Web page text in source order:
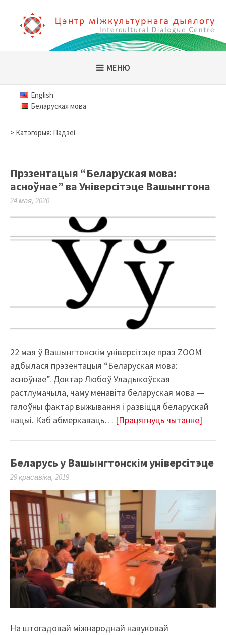
content
Цэнтр міжкультурнага
дыялогу
МЕНЮ
English
Беларуская мова
> Катэгорыя: Падзеі
Прэзентацыя “Беларуская мова:
асноўнае” ва Універсітэце Вашынгтона
24 мая, 2020
22 мая ў Вашынгтонскім універсітэце праз ZOOM
адбылася прэзентацыя “Беларуская мова:
асноўнае”. Доктар Любоў Уладыкоўская
растлумачыла, чаму менавіта беларуская мова —
галоўны фактар выжывання і развіцця беларускай
нацыі. Каб абмеркаваць… [Працягнуць чытанне]
Беларусь у Вашынгтонскім універсітэце
29 красавіка, 2019
На штогадовай міжнароднай навуковай